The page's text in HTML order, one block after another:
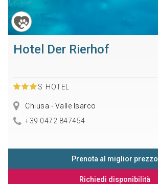
Hotel Der Rierhof
S HOTEL
Chiusa - Valle Isarco
+39 0472 847454
Prenota al miglior prezzo
Richiedi disponibilità